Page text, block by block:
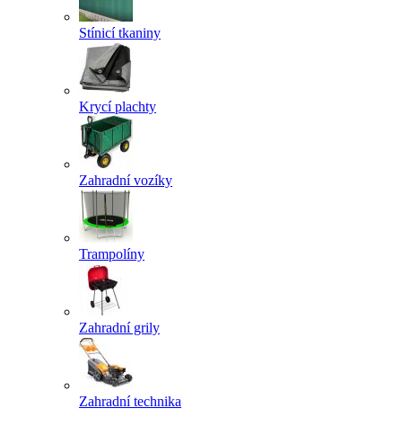
Stínicí tkaniny
Krycí plachty
Zahradní vozíky
Trampolíny
Zahradní grily
Zahradní technika